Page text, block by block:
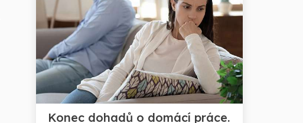
Konec dohadů o domácí práce.